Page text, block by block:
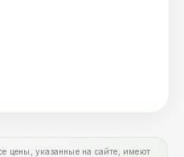
цены, указанные на сайте, имеют